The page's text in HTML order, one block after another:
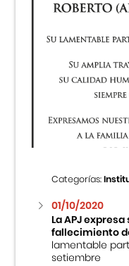
Categorías:
01/10/2020
La APJ
fallecimiento
lamentable
setiembre